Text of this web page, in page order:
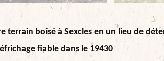
terrain boisé à Sexcles en un lieu de
fiable dans le 19430